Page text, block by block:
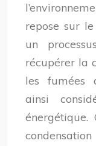
repose sur
un
récupérer la
les fumées
ainsi